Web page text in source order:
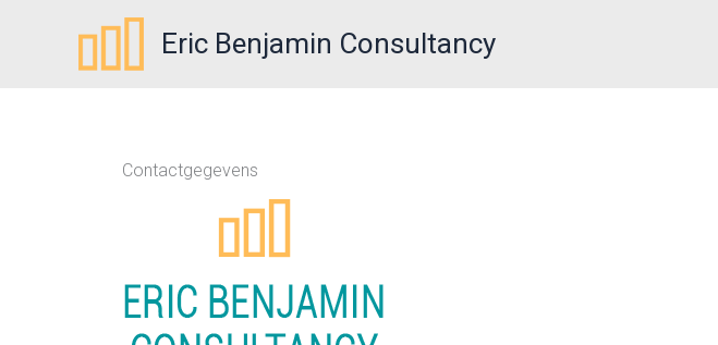
Eric Benjamin Consultancy
Contactgegevens